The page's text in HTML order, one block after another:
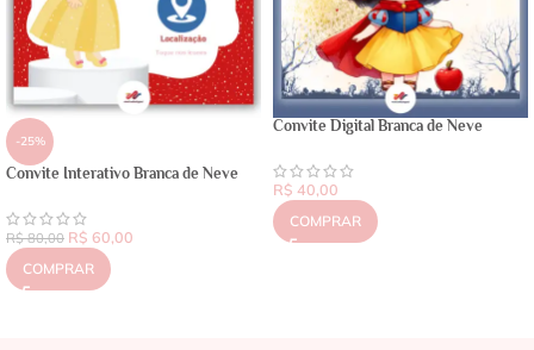
-25%
Convite Interativo Branca de Neve
R$80,00 R$ 60,00
COMPRAR
Convite Digital Branca de Neve
R$ 40,00
COMPRAR